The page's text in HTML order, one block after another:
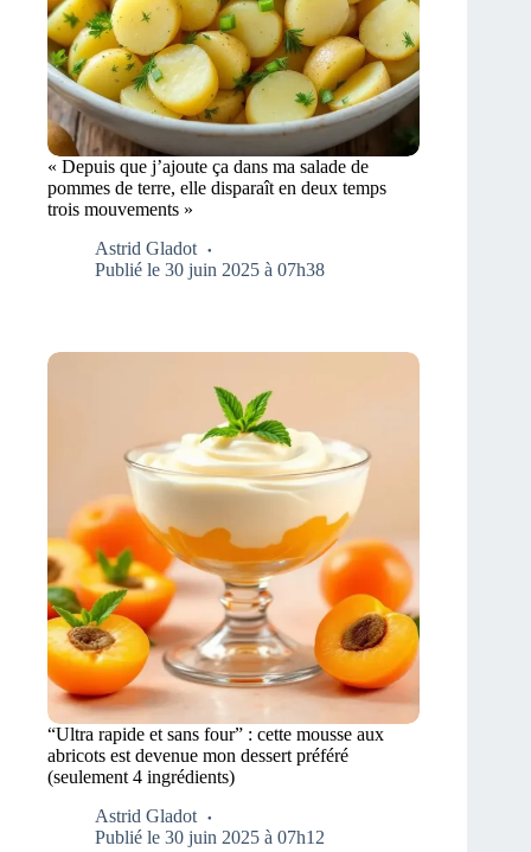
« Depuis que j’ajoute ça dans ma salade de
pommes de terre, elle disparaît en deux temps
trois mouvements »
Astrid Gladot
Publié le 30 juin 2025 à 07h38
“Ultra rapide et sans four” : cette mousse aux
abricots est devenue mon dessert préféré
(seulement 4 ingrédients)
Astrid Gladot
Publié le 30 juin 2025 à 07h12